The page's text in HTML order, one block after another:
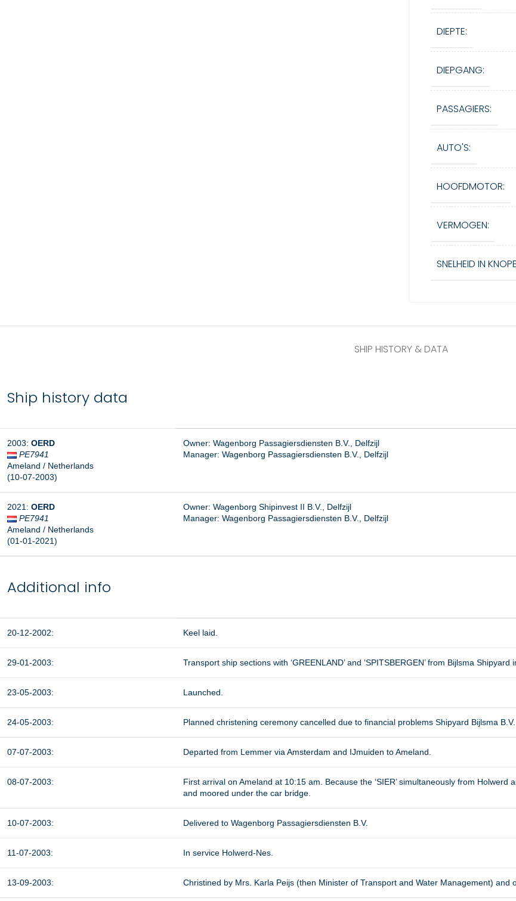
DIEPTE:
DIEPGANG:
PASSAGIERS:
AUTO'S:
HOOFDMOTOR:
VERMOGEN:
SNELHEID IN
SHIP HISTORY & DATA
Ship history data
2003: OERD
PE7941
Ameland / Netherlands
(10-07-2003)
Owner: Wagenborg Passagiersdiensten B.V., Delfzijl
Manager: Wagenborg Passagiersdiensten B.V., Delfzijl
2021 : OERD
PE7941
Ameland / Netherlands
(01-01-2021)
Owner: Wagenborg Shipinvest II B.V., Delfzijl
Manager: Wagenborg Passagiersdiensten B.V., Delfzijl
Additional info
20-12-2002: Keel laid.
29-01-2003: Transport ship sections with ‘GREENLAND’ and ‘SPITSBERGEN’ from Bijlsma Shipyard
23-05-2003: Launched.
24-05-2003: Planned christening ceremony cancelled due to financial problems Shipyard Bijlsma B.V.
07-07-2003: Departed from Lemmer via Amsterdam and IJmuiden to Ameland.
08-07-2003:
First arrival on Ameland at 10:15 am. Because the ‘SIER’ simultaneously from
and moored under the car bridge.
10-07-2003: Delivered to Wagenborg Passagiersdiensten B.V.
11-07-2003: In service Holwerd-Nes.
13-09-2003: Christined by Mrs. Karla Peijs (then Minister of Transport and Water Management) and